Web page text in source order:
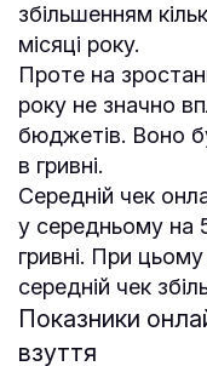
збільшенням
місяці року.
Проте на
року не значно
бюджетів. Воно
в гривні.
Середній чек
у середньому на
гривні. При
середній чек
Показники
взуття